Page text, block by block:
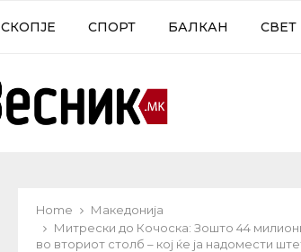
СКОПЈЕ СПОРТ БАЛКАН СВЕТ
Home
Македонија
Митрески до Кочоска: Зошто 44
во вториот столб – кој ќе ја надомести